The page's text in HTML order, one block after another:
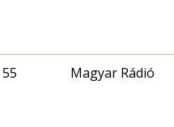
55 Magyar Rádió